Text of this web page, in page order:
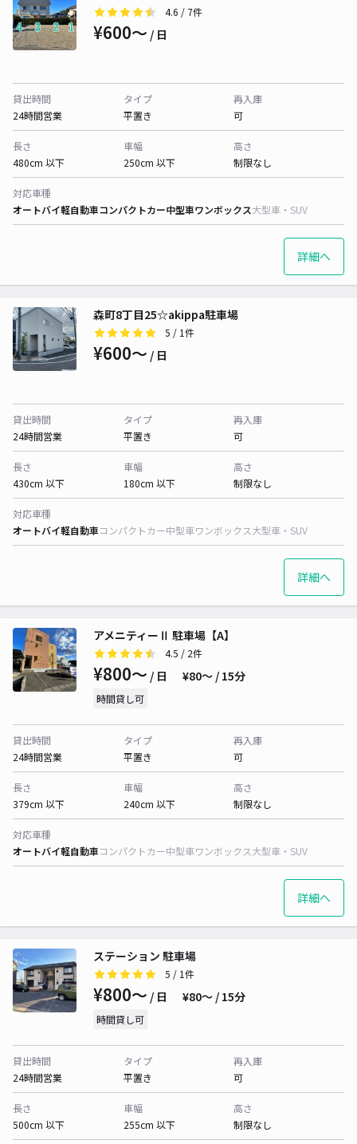
4.6 / 7件
¥600〜 / 日
貸出時間
24時間営業
タイプ
平置き
再入庫
可
長さ
480cm 以下
車幅
250cm 以下
高さ
制限なし
対応車種
オートバイ軽自動車コンパクトカー中型車ワンボックス大型車・SUV
詳細へ
森町8丁目25☆akippa駐車場
5 / 1件
¥600〜 / 日
貸出時間
24時間営業
タイプ
平置き
再入庫
可
長さ
430cm 以下
車幅
180cm 以下
高さ
制限なし
対応車種
オートバイ軽自動車コンパクトカー中型車ワンボックス大型車・SUV
詳細へ
アメニティーⅡ 駐車場【A】
4.5 / 2件
¥800〜 / 日 ¥80〜 / 15分
時間貸し可
貸出時間
24時間営業
タイプ
平置き
再入庫
可
長さ
379cm 以下
車幅
240cm 以下
高さ
制限なし
対応車種
オートバイ軽自動車コンパクトカー中型車ワンボックス大型車・SUV
詳細へ
ステーション 駐車場
5 / 1件
¥800〜 / 日 ¥80〜 / 15分
時間貸し可
貸出時間
24時間営業
タイプ
平置き
再入庫
可
長さ
500cm 以下
車幅
255cm 以下
高さ
制限なし